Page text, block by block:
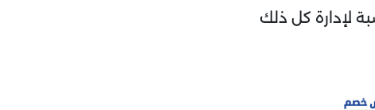
لإدارة كل ذلك